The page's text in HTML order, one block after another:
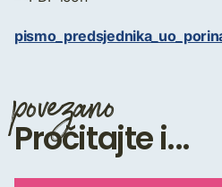
povezano
Pročitajte i...